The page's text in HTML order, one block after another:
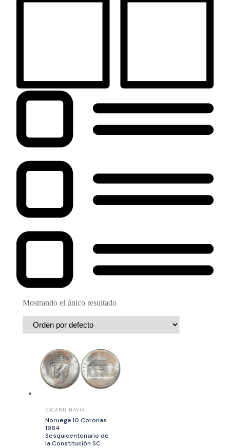
Mostrando el único resultado
ESCANDINAVIA
Noruega 10 Coronas
1964
Sesquicentenario de
la Constitución SC